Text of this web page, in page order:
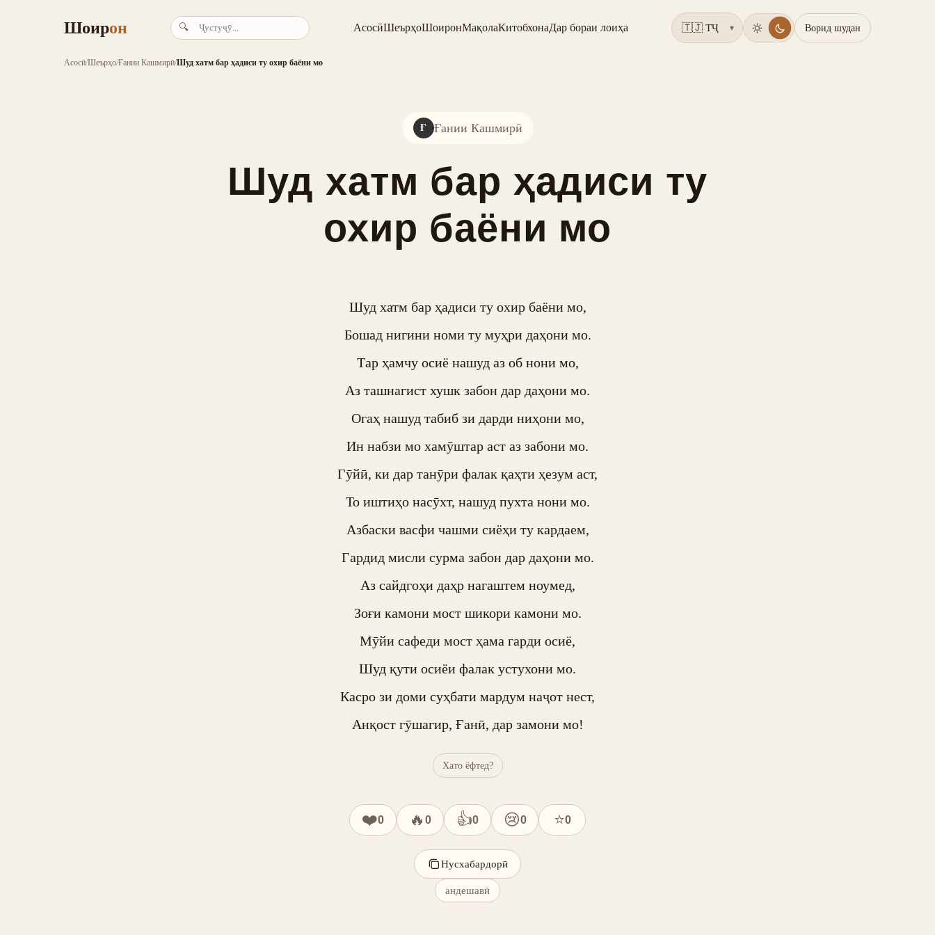
Шоирон 🔍 АсосӣШеърҳоШоиронМақолаКитобхонаДар бораи лоиҳа ▾ Ворид шудан
Асосӣ/Шеърҳо/Ғании Кашмирӣ/Шуд хатм бар ҳадиси ту охир баёни мо
Ғ Ғании Кашмирӣ
Шуд хатм бар ҳадиси ту
охир баёни мо
Шуд хатм бар ҳадиси ту охир баёни мо,
Бошад нигини номи ту муҳри даҳони мо.
Тар ҳамчу осиё нашуд аз об нони мо,
Аз ташнагист хушк забон дар даҳони мо.
Огаҳ нашуд табиб зи дарди ниҳони мо,
Ин набзи мо хамӯштар аст аз забони мо.
Гӯйӣ, ки дар танӯри фалак қаҳти ҳезум аст,
То иштиҳо насӯхт, нашуд пухта нони мо.
Азбаски васфи чашми сиёҳи ту кардаем,
Гардид мисли сурма забон дар даҳони мо.
Аз сайдгоҳи даҳр нагаштем ноумед,
Зоғи камони мост шикори камони мо.
Мӯйи сафеди мост ҳама гарди осиё,
Шуд қути осиёи фалак устухони мо.
Касро зи доми суҳбати мардум наҷот нест,
Анқост гӯшагир, Ғанӣ, дар замони мо!
Хато ёфтед?
❤️0 🔥 0 👍0 😢0 ⭐0
Нусхабардорӣ
андешавӣ